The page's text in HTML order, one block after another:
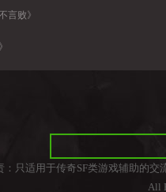
言败》
：只适用于传奇SF类游戏辅助的
All